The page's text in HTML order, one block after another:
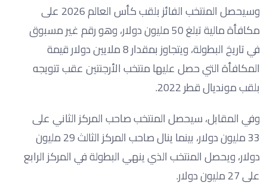
وسيحصل المنتخب الفائز بلقب كأس العالم 2026 على
مكافأة مالية تبلغ 50 مليون دولار، وهو رقم غير مسبوق
في تاريخ البطولة، ويتجاوز بمقدار 8 ملايين دولار قيمة
المكافأة التي حصل عليها منتخب الأرجنتين عقب تتويجه
بلقب مونديال قطر 2022.
وفي المقابل، سيحصل المنتخب صاحب المركز الثاني على
33 مليون دولار، بينما ينال صاحب المركز الثالث 29 مليون
دولار، ويحصل المنتخب الذي ينهي البطولة في المركز الرابع
على 27 مليون دولار.